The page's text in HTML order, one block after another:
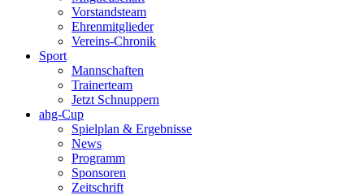
Vorstandsteam
Ehrenmitglieder
Vereins-Chronik
Sport
Mannschaften
Trainerteam
Jetzt Schnuppern
ahg-Cup
Spielplan & Ergebnisse
News
Programm
Sponsoren
Zeitschrift